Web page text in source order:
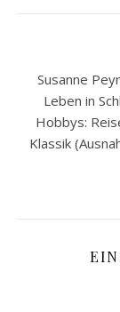
Susanne
Leben in
Hobbys:
Klassik